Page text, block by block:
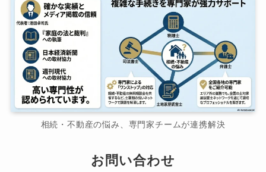
相続・不動産の悩み、専門家チームが連携解決
お問い合わせ